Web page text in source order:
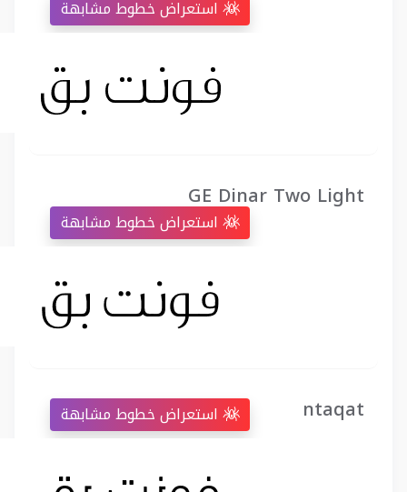
GE Dinar Two Light
ntaqat